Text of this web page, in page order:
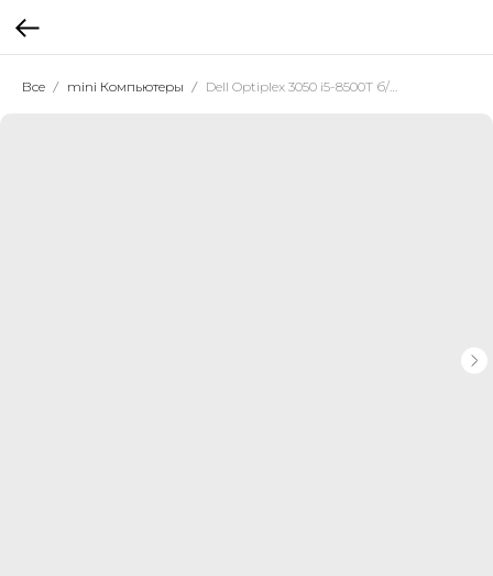
Все mini Компьютеры Dell Optiplex 3050 i5-8500T б/у (как новый)